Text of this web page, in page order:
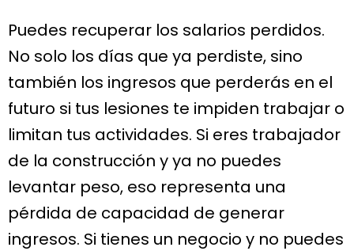
Puedes recuperar los salarios perdidos.
No solo los días que ya perdiste, sino
también los ingresos que perderás en el
futuro si tus lesiones te impiden trabajar o
limitan tus actividades. Si eres trabajador
de la construcción y ya no puedes
levantar peso, eso representa una
pérdida de capacidad de generar
ingresos. Si tienes un negocio y no puedes